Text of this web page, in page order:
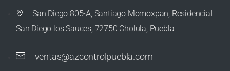
San Diego 805-A, Santiago Momoxpan, Residencial
San Diego los Sauces, 72750 Cholula, Puebla
ventas@azcontrolpuebla.com